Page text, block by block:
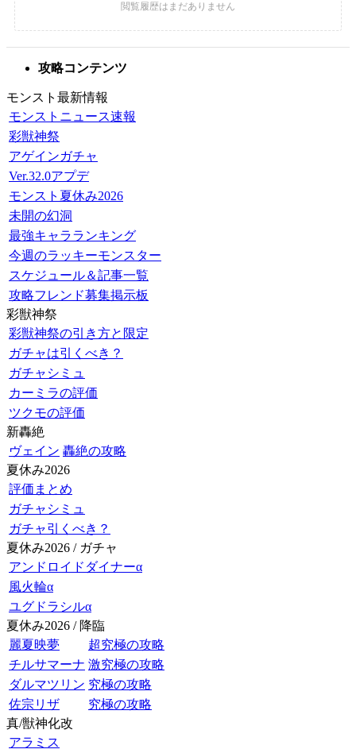
攻略コンテンツ
モンスト最新情報
モンストニュース速報
彩獣神祭
アゲインガチャ
Ver.32.0アプデ
モンスト夏休み2026
未開の幻洞
最強キャラランキング
今週のラッキーモンスター
スケジュール＆記事一覧
攻略フレンド募集掲示板
彩獣神祭
彩獣神祭の引き方と限定
ガチャは引くべき？
ガチャシミュ
カーミラの評価
ツクモの評価
新轟絶
ヴェイン 轟絶の攻略
夏休み2026
評価まとめ
ガチャシミュ
ガチャ引くべき？
夏休み2026 / ガチャ
アンドロイドダイナーα
風火輪α
ユグドラシルα
夏休み2026 / 降臨
麗夏映夢
超究極の攻略
チルサマーナ 激究極の攻略
ダルマツリン 究極の攻略
佐宗リザ
究極の攻略
真/獣神化改
アラミス